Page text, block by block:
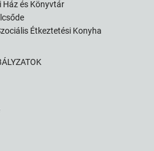
Ház és Könyvtár
Étkeztetési Konyha